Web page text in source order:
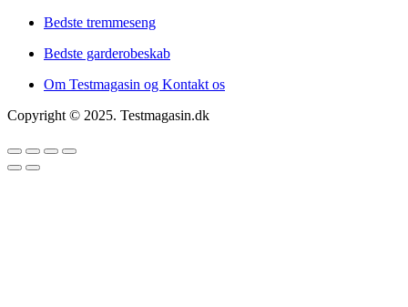
Bedste tremmeseng
Bedste garderobeskab
Om Testmagasin og Kontakt os
Copyright © 2025. Testmagasin.dk